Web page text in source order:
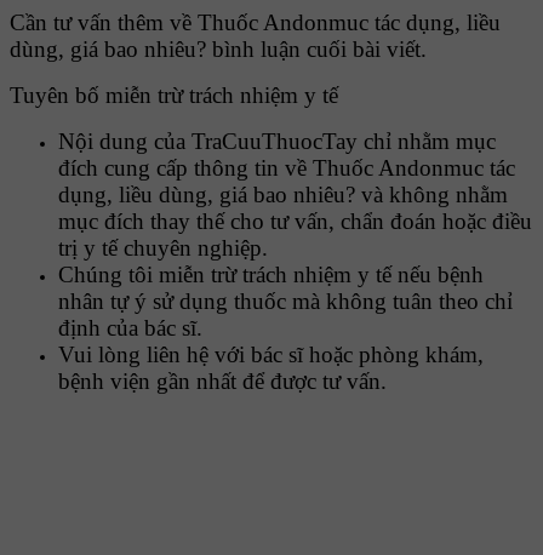
Cần tư vấn thêm về Thuốc Andonmuc tác dụng, liều
dùng, giá bao nhiêu? bình luận cuối bài viết.
Tuyên bố miễn trừ trách nhiệm y tế
Nội dung của TraCuuThuocTay chỉ nhằm mục
đích cung cấp thông tin về Thuốc Andonmuc tác
dụng, liều dùng, giá bao nhiêu? và không nhằm
mục đích thay thế cho tư vấn, chẩn đoán hoặc điều
trị y tế chuyên nghiệp.
Chúng tôi miễn trừ trách nhiệm y tế nếu bệnh
nhân tự ý sử dụng thuốc mà không tuân theo chỉ
định của bác sĩ.
Vui lòng liên hệ với bác sĩ hoặc phòng khám,
bệnh viện gần nhất để được tư vấn.